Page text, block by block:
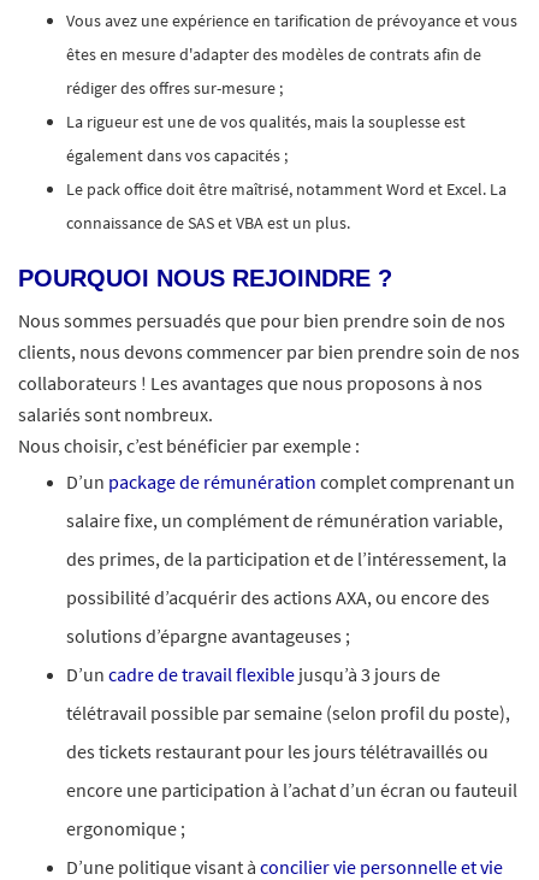
Vous avez une expérience en tarification de prévoyance et vous
êtes en mesure d'adapter des modèles de contrats afin de
rédiger des offres sur-mesure ;
La rigueur est une de vos qualités, mais la souplesse est
également dans vos capacités ;
Le pack office doit être maîtrisé, notamment Word et Excel. La
connaissance de SAS et VBA est un plus.
POURQUOI NOUS REJOINDRE ?
Nous sommes persuadés que pour bien prendre soin de nos
clients, nous devons commencer par bien prendre soin de nos
collaborateurs ! Les avantages que nous proposons à nos
salariés sont nombreux.​
Nous choisir, c’est bénéficier par exemple :
D’un package de rémunération complet comprenant un
salaire fixe, un complément de rémunération variable,
des primes, de la participation et de l’intéressement, la
possibilité d’acquérir des actions AXA, ou encore des
solutions d’épargne avantageuses ;
D’un cadre de travail flexible jusqu’à 3 jours de
télétravail possible par semaine (selon profil du poste),
des tickets restaurant pour les jours télétravaillés ou
encore une participation à l’achat d’un écran ou fauteuil
ergonomique ;​
D’une politique visant à concilier vie personnelle et vie